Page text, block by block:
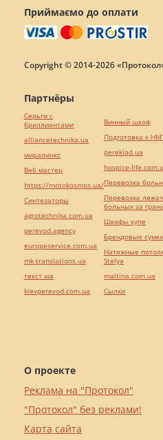
Приймаємо до оплати
Copyright © 2014-2026
О проекте
Реклама на "Протокол"
"Протокол" без реклами!
Карта сайта
Партнёры
Серьги с
бриллиантами
alliancetechnika.ua
миралинкс
Веб мастер
https://motokosmos.ua/
Синтезаторы
agrotechnika.com.ua
perevod.agency
europeservice.com.ua
mk-translations.ua
текст юа
kievperevod.com.ua
Винный шкаф
Подготовка к
pereklad.ua
hospice-
Перевозка
Перевозка
больных за
Шкафы купе
Брендовые сумки
Натяжные
Stelya
maltina.com.ua
Cылки